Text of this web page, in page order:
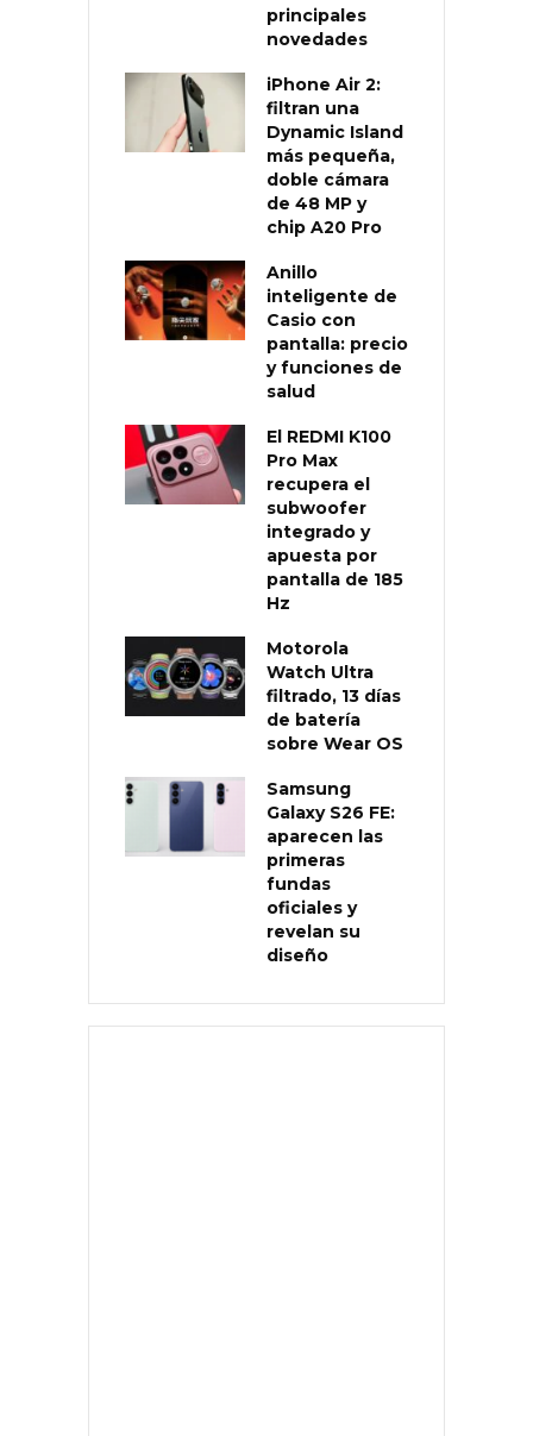
principales
novedades
iPhone Air 2:
filtran una
Dynamic Island
más pequeña,
doble cámara
de 48 MP y
chip A20 Pro
Anillo
inteligente de
Casio con
pantalla: precio
y funciones de
salud
El REDMI K100
Pro Max
recupera el
subwoofer
integrado y
apuesta por
pantalla de 185
Hz
Motorola
Watch Ultra
filtrado, 13 días
de batería
sobre Wear OS
Samsung
Galaxy S26 FE:
aparecen las
primeras
fundas
oficiales y
revelan su
diseño